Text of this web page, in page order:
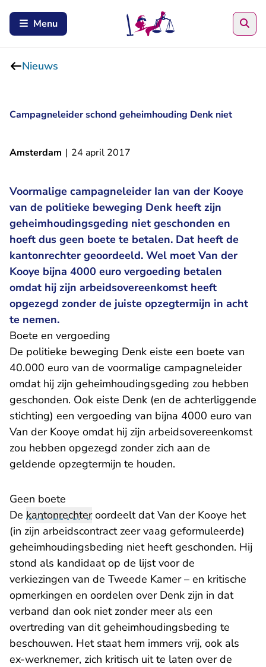
Menu
Nieuws
Campagneleider schond geheimhouding Denk niet
Amsterdam | 24 april 2017
Voormalige campagneleider Ian van der Kooye
van de politieke beweging Denk heeft zijn
geheimhoudingsgeding niet geschonden en
hoeft dus geen boete te betalen. Dat heeft de
kantonrechter geoordeeld. Wel moet Van der
Kooye bijna 4000 euro vergoeding betalen
omdat hij zijn arbeidsovereenkomst heeft
opgezegd zonder de juiste opzegtermijn in acht
te nemen.
Boete en vergoeding
De politieke beweging Denk eiste een boete van
40.000 euro van de voormalige campagneleider
omdat hij zijn geheimhoudingsgeding zou hebben
geschonden. Ook eiste Denk (en de achterliggende
stichting) een vergoeding van bijna 4000 euro van
Van der Kooye omdat hij zijn arbeidsovereenkomst
zou hebben opgezegd zonder zich aan de
geldende opzegtermijn te houden.
Geen boete
De kantonrechteroordeelt dat Van der Kooye het
(in zijn arbeidscontract zeer vaag geformuleerde)
geheimhoudingsbeding niet heeft geschonden. Hij
stond als kandidaat op de lijst voor de
verkiezingen van de Tweede Kamer – en kritische
opmerkingen en oordelen over Denk zijn in dat
verband dan ook niet zonder meer als een
overtreding van dit geheimhoudingsbeding te
beschouwen. Het staat hem immers vrij, ook als
ex-werknemer, zich kritisch uit te laten over de